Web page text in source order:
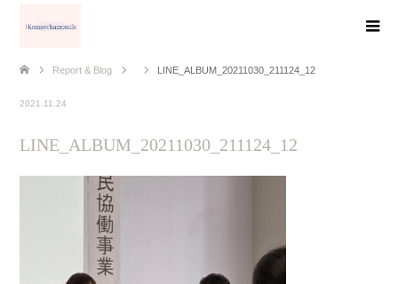
Report & Blog LINE_ALBUM_20211030_211124_12
2021.11.24
LINE_ALBUM_20211030_211124_12